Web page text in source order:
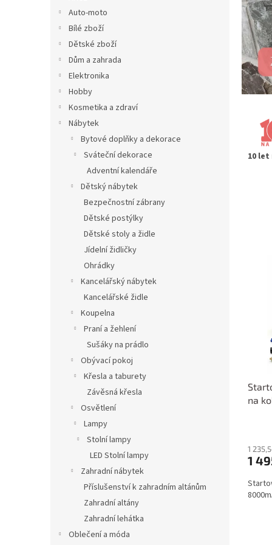
Auto-moto
Bílé zboží
Dětské zboží
Dům a zahrada
Elektronika
Hobby
Kosmetika a zdraví
Nábytek
Bytové doplňky a dekorace
Sváteční dekorace
Adventní kalendáře
Dětský nábytek
Bezpečnostní zábrany
Dětské postýlky
Dětské stoly a židle
Jídelní židličky
Ohrádky
Kancelářský nábytek
Kancelářské židle
Koupelna
Praní a žehlení
Sušáky na prádlo
Obývací pokoj
Křesla a taburety
Závěsná křesla
Osvětlení
Lampy
Stolní lampy
LED Stolní lampy
Zahradní nábytek
Příslušenství k zahradním altánům
Zahradní altány
Zahradní lehátka
Oblečení a móda
ý
o
b
c
h
v
č
e
10
na
1
1